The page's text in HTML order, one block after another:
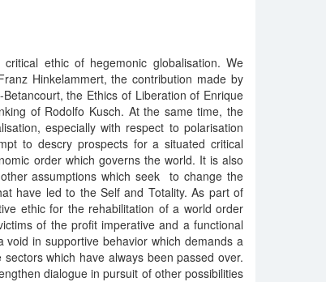
ethic of hegemonic globalisation. We
Hinkelammert, the contribution made by
the Ethics of Liberation of Enrique
of Rodolfo Kusch. At the same time, the
especially with respect to polarisation
to descry prospects for a situated critical
order which governs the world. It is also
assumptions which seek to change the
have led to the Self and Totality. As part of
ethic for the rehabilitation of a world order
of the profit imperative and a functional
in supportive behavior which demands a
which have always been passed over.
dialogue in pursuit of other possibilities